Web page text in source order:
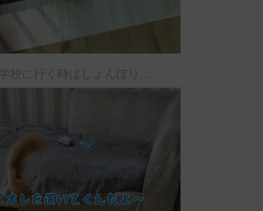
校に行く時はしょんぼり…